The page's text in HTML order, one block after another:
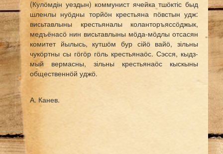
(Кулӧмдін уездын) коммунист ячейка тшӧктіс быд
шленлы нуӧдны торйӧн крестьяна пӧвстын удж:
висьтавлыны крестьяналы коланторъяссӧджык,
медъёнасӧ нин висьтавлыны мӧда-мӧдлы отсасян
комитет йылысь, кутшӧм бур сійӧ вайӧ, зільны
чукӧртны сы гӧгӧр гӧль крестьянаӧс. Сэсся, кыдз-
мый вермасны, зільны крестьянаӧс кыскыны
общественнӧй уджӧ.
А. Канев.